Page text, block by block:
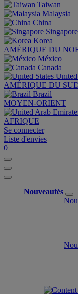
Taiwan
Malaysia
China
Singapore
Korea
AMÉRIQUE DU
México
Canada
United
AMÉRIQUE DU SUD
Brazil
MOYEN-ORIENT
AFRIQUE
Se connecter
Liste d'envies
0
Nouveautés